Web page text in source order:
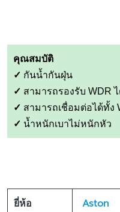
คุณสมบัติ
✓ กันน้ำกันฝุ่น
✓ สามารถรองรับ WDR
✓ สามารถเชื่อมต่อได้ทั้ง
✓ น้ำหนักเบาไม่หนักหัว
ยี่ห้อ Aston